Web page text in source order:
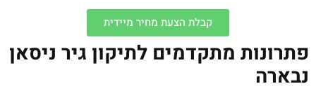
קבלת הצעת מחיר מיידית
פתרונות מתקדמים לתיקון גיר ניסאן
נבארה